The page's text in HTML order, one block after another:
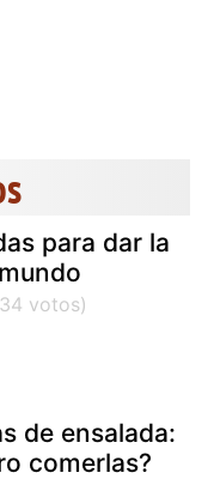
para dar la
de ensalada:
comerlas?